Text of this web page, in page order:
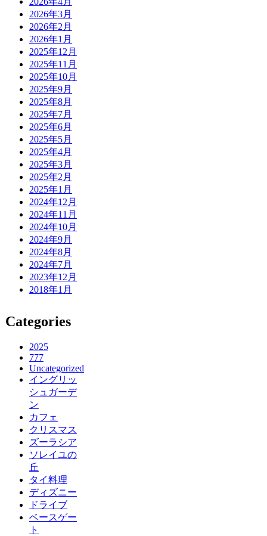
2026年3月
2026年2月
2026年1月
2025年12月
2025年11月
2025年10月
2025年9月
2025年8月
2025年7月
2025年6月
2025年5月
2025年4月
2025年3月
2025年2月
2025年1月
2024年12月
2024年11月
2024年10月
2024年9月
2024年8月
2024年7月
2023年12月
2018年1月
Categories
2025
777
Uncategorized
イングリッ
シュガーデ
ン
カフェ
クリスマス
ズーラシア
ソレイユの
丘
タイ料理
ディズニー
ドライブ
ベースゲー
ト